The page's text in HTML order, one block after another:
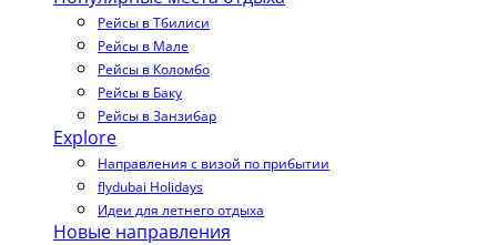
Рейсы в Тбилиси
Рейсы в Мале
Рейсы в Коломбо
Рейсы в Баку
Рейсы в Занзибар
Explore
Направления с визой по прибытии
flydubai Holidays
Идеи для летнего отдыха
Новые направления